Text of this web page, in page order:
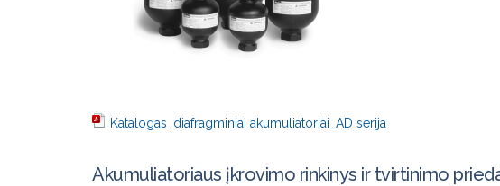
Katalogas_diafragminiai akumuliatoriai_AD serija
Akumuliatoriaus įkrovimo rinkinys ir tvirtinimo